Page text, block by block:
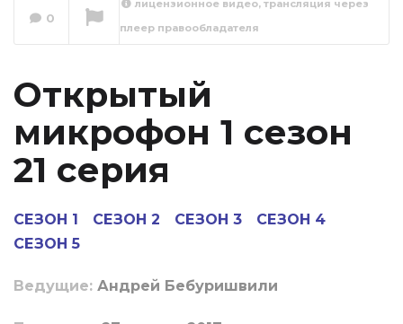
Открытый
0
лицензионное видео, трансляция через
плеер правообладателя
Открытый
микрофон 1 сезон
21 серия
СЕЗОН 1 СЕЗОН 2 СЕЗОН 3
СЕЗОН 4
СЕЗОН 5
Ведущие: Андрей Бебуришвили